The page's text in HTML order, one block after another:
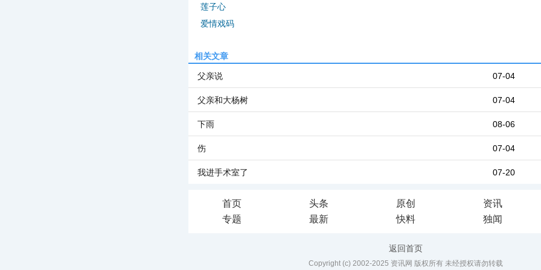
莲子心
爱情戏码
相关文章
07-04
父亲说
07-04
父亲和大杨树
08-06
下雨
07-04
伤
07-20
我进手术室了
首页 头条 原创
资讯
专题
最新 快料 独闻
返回首页
Copyright (c) 2002-2025 资讯网 版权所有 未经授权请勿转载